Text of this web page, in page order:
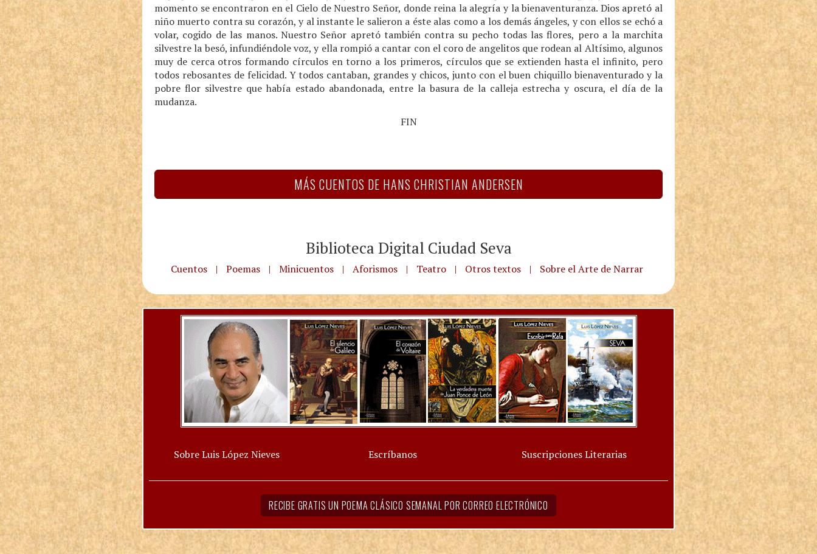
momento se encontraron en el Cielo de Nuestro Señor, donde reina la alegría y la bienaventuranza. Dios apretó al
niño muerto contra su corazón, y al instante le salieron a éste alas como a los demás ángeles, y con ellos se echó a
volar, cogido de las manos. Nuestro Señor apretó también contra su pecho todas las flores, pero a la marchita
silvestre la besó, infundiéndole voz, y ella rompió a cantar con el coro de angelitos que rodean al Altísimo, algunos
muy de cerca otros formando círculos en torno a los primeros, círculos que se extienden hasta el infinito, pero
todos rebosantes de felicidad. Y todos cantaban, grandes y chicos, junto con el buen chiquillo bienaventurado y la
pobre flor silvestre que había estado abandonada, entre la basura de la calleja estrecha y oscura, el día de la
mudanza.
FIN
MÁS CUENTOS DE HANS CHRISTIAN ANDERSEN
Biblioteca Digital Ciudad Seva
Cuentos | Poemas | Minicuentos | Aforismos | Teatro | Otros textos | Sobre el Arte de Narrar
Sobre Luis López Nieves Escríbanos Suscripciones Literarias
RECIBE GRATIS UN POEMA CLÁSICO SEMANAL POR CORREO ELECTRÓNICO